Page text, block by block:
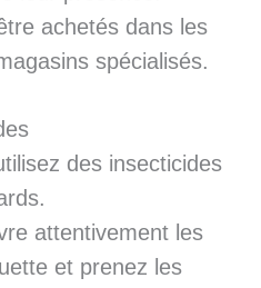
achetés dans les
spécialisés.
des insecticides
attentivement les
et prenez les